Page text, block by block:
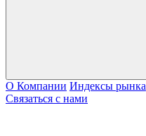
О Компании Индексы рынка
Связаться с нами